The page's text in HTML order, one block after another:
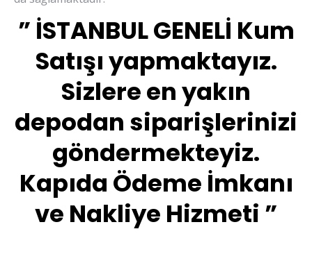
” İSTANBUL GENELİ Kum
Satışı yapmaktayız.
Sizlere en yakın
depodan siparişlerinizi
göndermekteyiz.
Kapıda Ödeme İmkanı
ve Nakliye Hizmeti ”